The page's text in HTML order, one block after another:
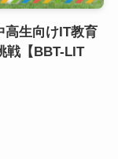
高生向けIT教育
戦【BBT-LIT